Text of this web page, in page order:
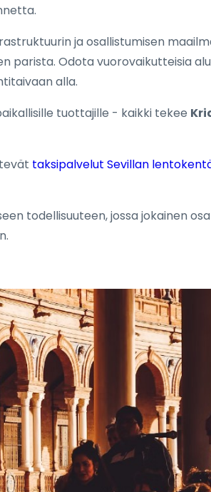
ja osallistumisen
parista. Odota vuorovaikutteisia
alla.
tuottajille - kaikki tekee
taksipalvelut Sevillan
todellisuuteen, jossa jokainen